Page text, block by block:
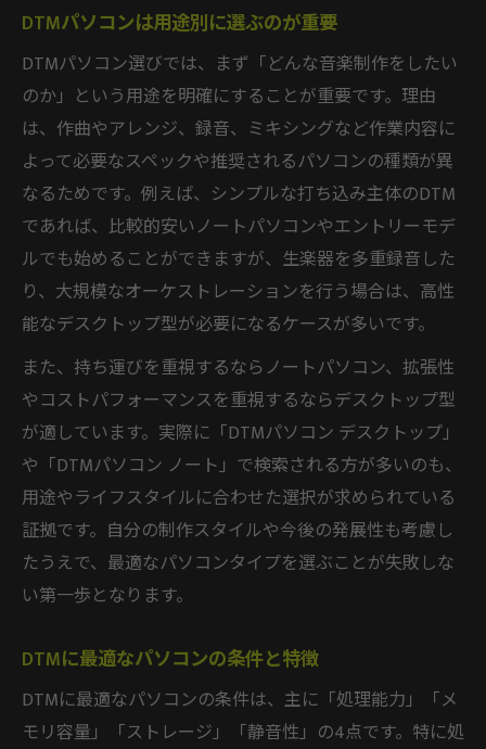
DTMパソコンのスペックは快適さの鍵
ストレスなくDTMできるパソコンの特徴
DTMパソコンに求められるメモリとSSD容
量
快適なDTM環境に必要なパソコン性能
DTMパソコンで作業効率を高めるポイント
MacとWindowsで迷うDTMパソコンの選び方
DTMパソコンはMacかWindowsか徹底比較
DTM用途に最適なOS選びのポイント
Windowsの違い
DTMパソコンのMacとWindowsメリット比較
DTMパソコン初心者におすすめのOSはどち
らか
安いDTMパソコンで始める音楽制作のコツ
DTMパソコンは安くても十分始められる
コスパ重視のDTMパソコン選びのポイント
安いDTMパソコンで快適に制作する方法
DTMパソコンの価格と性能のバランスを取
DTMパソコンは用途別に選ぶのが重要
DTMパソコン選びでは、まず「どんな音楽制作をしたい
のか」という用途を明確にすることが重要です。理由
は、作曲やアレンジ、録音、ミキシングなど作業内容に
よって必要なスペックや推奨されるパソコンの種類が異
なるためです。例えば、シンプルな打ち込み主体のDTM
であれば、比較的安いノートパソコンやエントリーモデ
ルでも始めることができますが、生楽器を多重録音した
り、大規模なオーケストレーションを行う場合は、高性
能なデスクトップ型が必要になるケースが多いです。
また、持ち運びを重視するならノートパソコン、拡張性
やコストパフォーマンスを重視するならデスクトップ型
が適しています。実際に「DTMパソコン デスクトップ」
や「DTMパソコン ノート」で検索される方が多いのも、
用途やライフスタイルに合わせた選択が求められている
証拠です。自分の制作スタイルや今後の発展性も考慮し
たうえで、最適なパソコンタイプを選ぶことが失敗しな
い第一歩となります。
DTMに最適なパソコンの条件と特徴
DTMに最適なパソコンの条件は、主に「処理能力」「メ
モリ容量」「ストレージ」「静音性」の4点です。特に処